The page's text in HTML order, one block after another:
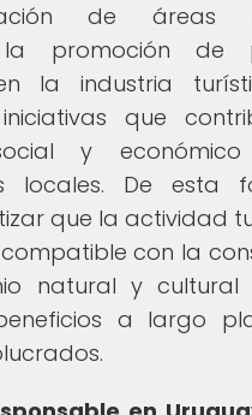
de áreas
la promoción de
la industria
que
y
locales. De esta
que la actividad
con la
natural y cultural
a largo